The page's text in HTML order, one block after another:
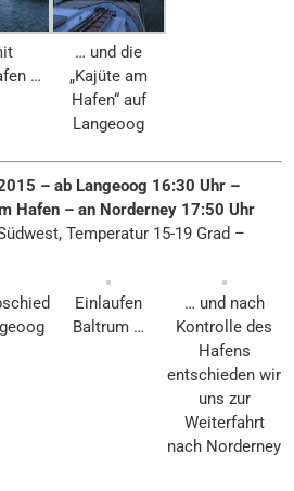
…
… und die
„Kajüte am
Hafen“ auf
Langeoog
– ab Langeoog 16:30 Uhr –
Hafen – an Norderney 17:50 Uhr
Temperatur 15-19 Grad –
Einlaufen
Baltrum …
… und nach
Kontrolle des
Hafens
entschieden wir
uns zur
Weiterfahrt
nach Norderney